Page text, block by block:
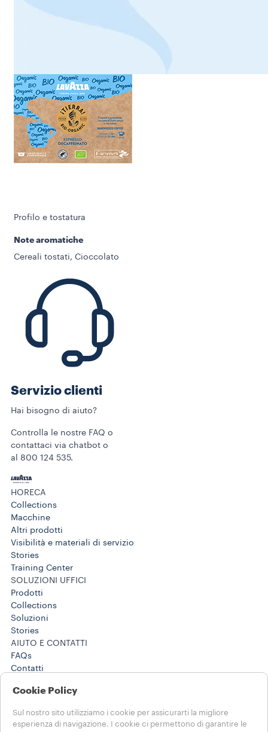
Profilo e tostatura
Note aromatiche
Cereali tostati, Cioccolato
Servizio clienti
Hai bisogno di aiuto?
Controlla le nostre FAQ o
contattaci via chatbot o
al 800 124 535.
HORECA
Collections
Macchine
Altri prodotti
Visibilità e materiali di servizio
Stories
Training Center
SOLUZIONI UFFICI
Prodotti
Collections
Soluzioni
Stories
AIUTO E CONTATTI
FAQs
Contatti
Soluzioni Business: 800 124 535
Soluzioni Business: 800 124 535
Cookie Policy
Sul nostro sito utilizziamo i cookie per assicurarti la migliore
esperienza di navigazione. I cookie ci permettono di garantire le